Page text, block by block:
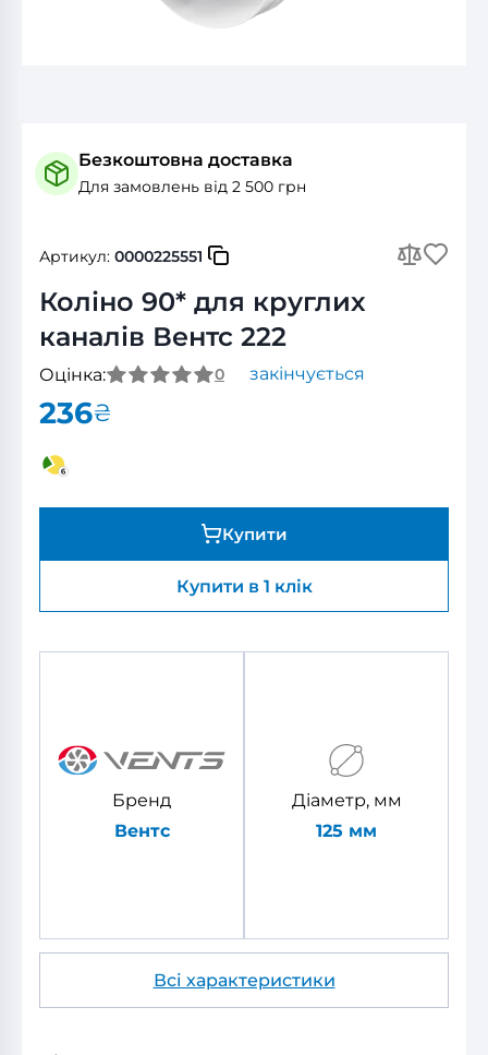
Безкоштовна доставка
Для замовлень від 2 500 грн
Артикул: 0000225551
Коліно 90* для круглих
каналів Вентс 222
Оцінка: 0 закінчується
236₴
Купити
Купити в 1 клік
Бренд
Вентс
Діаметр, мм
125 мм
Всі характеристики